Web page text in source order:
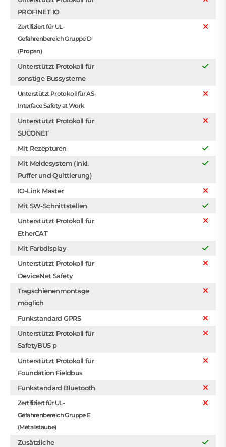
PROFINET IO
Zertifiziert für UL-
Gefahrenbereich Gruppe D
(Propan)
Unterstützt Protokoll für
sonstige Bussysteme
Unterstützt Protokoll für AS-
Interface Safety at Work
Unterstützt Protokoll für
SUCONET
Mit Rezepturen
Mit Meldesystem (inkl.
Puffer und Quittierung)
IO-Link Master
Mit SW-Schnittstellen
Unterstützt Protokoll für
EtherCAT
Mit Farbdisplay
Unterstützt Protokoll für
DeviceNet Safety
Tragschienenmontage
möglich
Funkstandard GPRS
Unterstützt Protokoll für
SafetyBUS p
Unterstützt Protokoll für
Foundation Fieldbus
Funkstandard Bluetooth
Zertifiziert für UL-
Gefahrenbereich Gruppe E
(Metallstäube)
Zusätzliche